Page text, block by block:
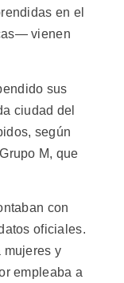
en el
vienen
sus
ciudad del
según
M, que
con
oficiales.
mujeres y
empleaba a